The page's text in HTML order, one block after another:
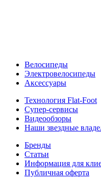
Велосипеды
Электровелосипеды
Аксессуары
Технология Flat-Foot
Супер-сервисы
Видеообзоры
Наши звездные
Бренды
Статьи
Информация для
Публичная оферта